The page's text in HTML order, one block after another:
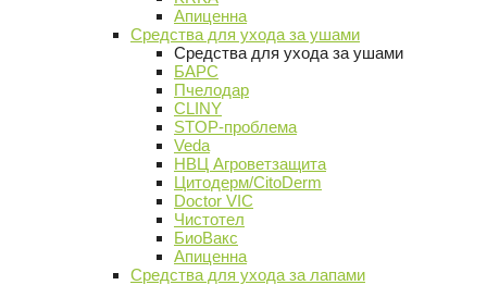
Апиценна
Средства для ухода за ушами
Средства для ухода за ушами
БАРС
Пчелодар
CLINY
STOP-проблема
Veda
НВЦ Агроветзащита
Цитодерм/CitoDerm
Doctor VIC
Чистотел
БиоВакс
Апиценна
Средства для ухода за лапами